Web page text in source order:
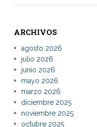
ARCHIVOS
agosto 2026
julio 2026
junio 2026
mayo 2026
marzo 2026
diciembre 2025
noviembre 2025
octubre 2025